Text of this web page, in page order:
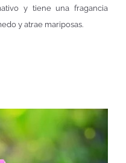
y tiene una fragancia
y atrae mariposas.